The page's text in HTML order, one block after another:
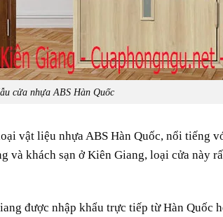
cửa nhựa ABS Hàn Quốc
vật liệu nhựa ABS Hàn Quốc, nổi tiếng
và khách sạn ởKiên Giang, loại cửanày
được nhập khẩu trực tiếp từ Hàn Quốc